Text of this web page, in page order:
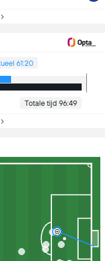
61:20
Totale tijd 96:49